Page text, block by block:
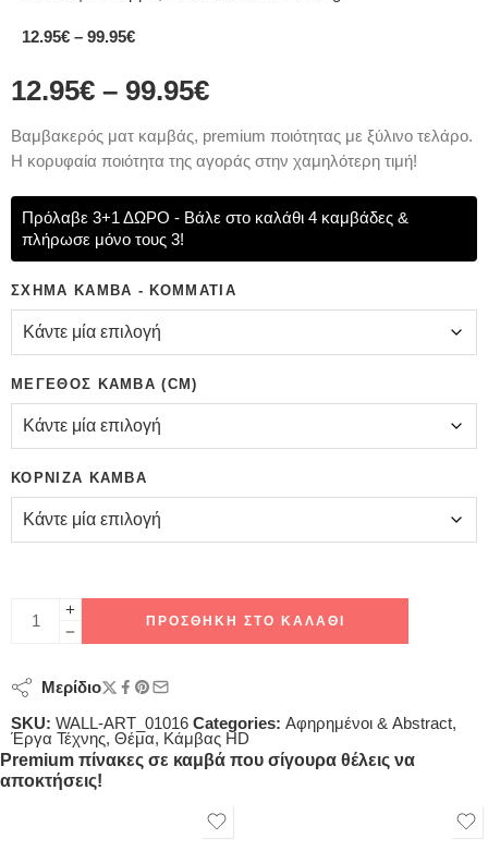
12.95€ – 99.95€
12.95€ – 99.95€
Bαμβακερός ματ καμβάς, premium ποιότητας με ξύλινο τελάρο.
Η κορυφαία ποιότητα της αγοράς στην χαμηλότερη τιμή!
Πρόλαβε 3+1 ΔΩΡΟ - Βάλε στο καλάθι 4 καμβάδες &
πλήρωσε μόνο τους 3!
ΣΧΉΜΑ ΚΑΜΒΆ - ΚΟΜΜΆΤΙΑ
ΜΈΓΕΘΟΣ ΚΑΜΒΆ (CM)
ΚΟΡΝΊΖΑ ΚΑΜΒΆ
ΠΡΟΣΘΉΚΗ ΣΤΟ ΚΑΛΆΘΙ
Μερίδιο
SKU: WALL-ART_01016 Categories: Αφηρημένοι & Abstract,
Έργα Τέχνης, Θέμα, Κάμβας HD
Premium πίνακες σε καμβά που σίγουρα θέλεις να
αποκτήσεις!